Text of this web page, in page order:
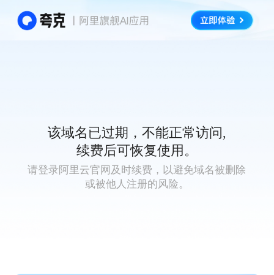
该域名已过期，不能正常访问,
续费后可恢复使用。
请登录阿里云官网及时续费，以避免域名被删除
或被他人注册的风险。